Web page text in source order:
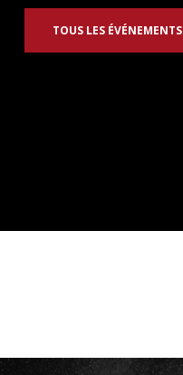
TOUS LES ÉVÉNEMENTS